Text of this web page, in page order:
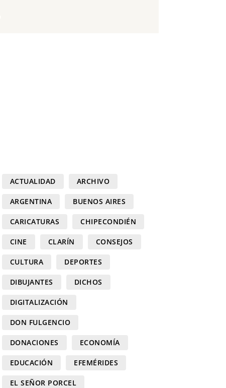
ACTUALIDAD ARCHIVO
ARGENTINA BUENOS AIRES
CARICATURAS CHIPECONDIÉN
CINE CLARÍN CONSEJOS
CULTURA DEPORTES
DIBUJANTES DICHOS
DIGITALIZACIÓN
DON FULGENCIO
DONACIONES ECONOMÍA
EDUCACIÓN EFEMÉRIDES
EL SEÑOR PORCEL